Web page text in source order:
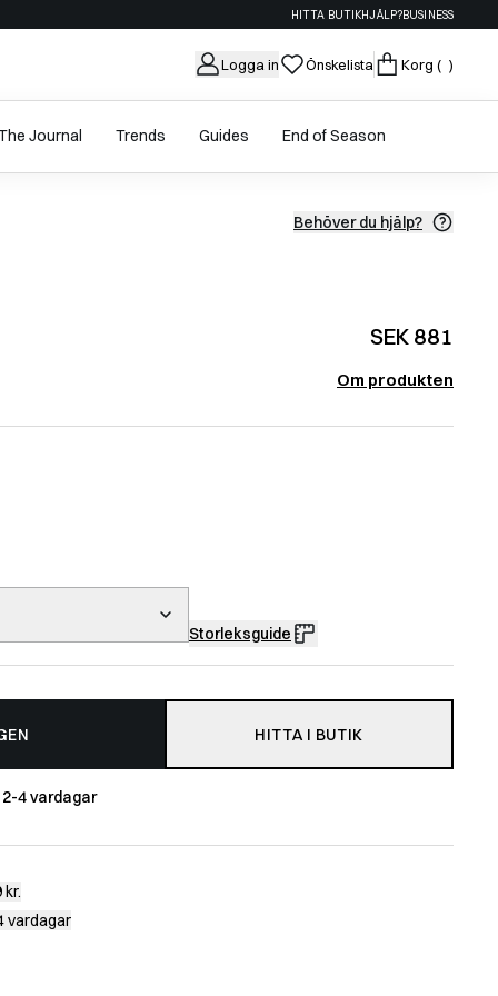
HITTA BUTIKHJÄLP?BUSINESS
Logga in Önskelista Korg ( )
Journal Trends Guides End of Season
Behöver du hjälp?
SEK 881
Om produkten
Storleksguide
HITTA I BUTIK
2-4 vardagar
vardagar